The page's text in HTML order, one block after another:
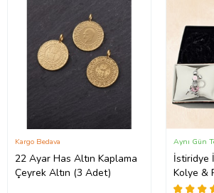
22 Ayar Has Altın Kaplama
Çeyrek Altın (3 Adet)
Kargo Bedava
İstiridye
Kolye &
Aynı Gün